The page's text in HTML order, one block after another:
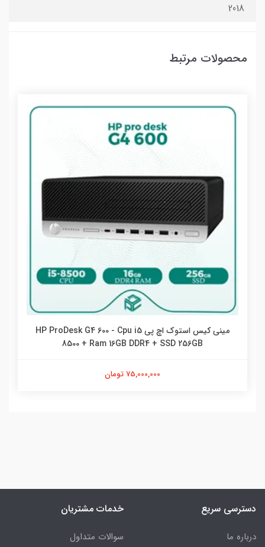
2018
محصولات مرتبط
مینی کیس استوک اچ پی HP ProDesk G4 600 - Cpu i5
8500 + Ram 16GB DDR4 + SSD 256GB
75,000,000 تومان
دسترسی سریع
درباره ما
خدمات مشتریان
سوالات متداول